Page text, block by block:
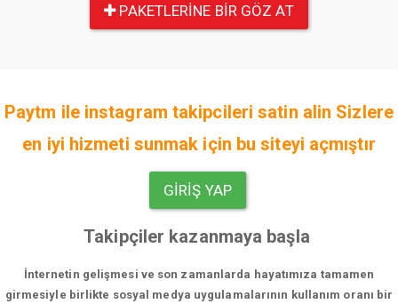
PAKETLERINE BIR GÖZ AT
Paytm ile instagram takipcileri satin alin Sizlere
en iyi hizmeti sunmak için bu siteyi açmıştır
GIRIŞ YAP
Takipçiler kazanmaya başla
İnternetin gelişmesi ve son zamanlarda hayatımıza tamamen
girmesiyle birlikte sosyal medya uygulamalarının kullanım oranı bir